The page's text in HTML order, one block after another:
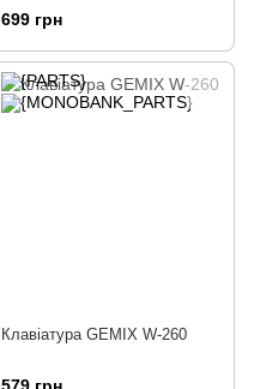
699 грн
Клавіатура GEMIX W-260